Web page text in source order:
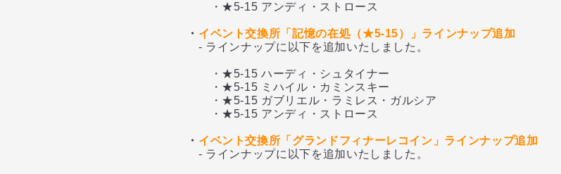
・★5-15 アンディ・ストロース
・ イベント交換所「記憶の在処（★5-15）」ラインナップ追加
- ラインナップに以下を追加いたしました。
・★5-15 ハーディ・シュタイナー
・★5-15 ミハイル・カミンスキー
・★5-15 ガブリエル・ラミレス・ガルシア
・★5-15 アンディ・ストロース
・ イベント交換所「グランドフィナーレコイン」ラインナップ追加
- ラインナップに以下を追加いたしました。